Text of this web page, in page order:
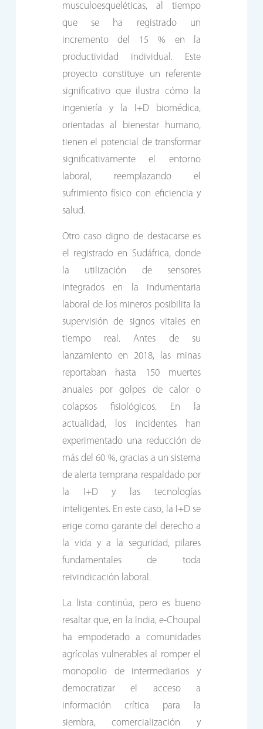
musculoesqueléticas, al tiempo
que se ha registrado un
incremento del 15 % en la
productividad individual. Este
proyecto constituye un referente
significativo que ilustra cómo la
ingeniería y la I+D biomédica,
orientadas al bienestar humano,
tienen el potencial de transformar
significativamente el entorno
laboral, reemplazando el
sufrimiento físico con eficiencia y
salud.
Otro caso digno de destacarse es
el registrado en Sudáfrica, donde
la utilización de sensores
integrados en la indumentaria
laboral de los mineros posibilita la
supervisión de signos vitales en
tiempo real. Antes de su
lanzamiento en 2018, las minas
reportaban hasta 150 muertes
anuales por golpes de calor o
colapsos fisiológicos. En la
actualidad, los incidentes han
experimentado una reducción de
más del 60 %, gracias a un sistema
de alerta temprana respaldado por
la I+D y las tecnologías
inteligentes. En este caso, la I+D se
erige como garante del derecho a
la vida y a la seguridad, pilares
fundamentales de toda
reivindicación laboral.
La lista continúa, pero es bueno
resaltar que, en la India, e-Choupal
ha empoderado a comunidades
agrícolas vulnerables al romper el
monopolio de intermediarios y
democratizar el acceso a
información crítica para la
siembra, comercialización y